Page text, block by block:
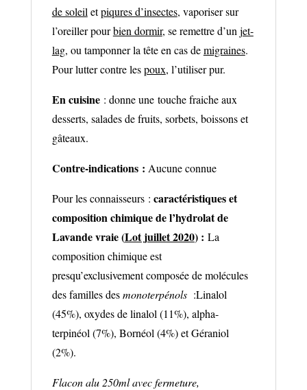
de soleil etpiqures d’insectes, vaporiser sur
l’oreiller pourbien dormir, se remettre d’un jet-
lag, ou tamponner la tête en cas demigraines.
Pour lutter contre lespoux, l’utiliser pur.
En cuisine: donne une touche fraiche aux
desserts, salades de fruits, sorbets, boissons et
gâteaux.
Contre-indications : Aucune connue
Pour les connaisseurs : caractéristiques et
composition chimique de l’hydrolat de
Lavande vraie (Lot juillet 2020) : La
composition chimique est
presqu’exclusivement composée de molécules
des familles desmonoterpénols:Linalol
(45%), oxydes de linalol (11%), alpha-
terpinéol (7%), Bornéol (4%) et Géraniol
(2%).
Flacon alu 250ml avec fermeture,